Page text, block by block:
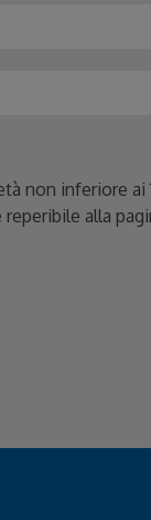
non inferiore
alla